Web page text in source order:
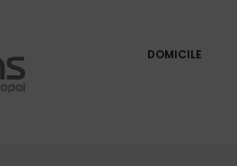
DOMICILE